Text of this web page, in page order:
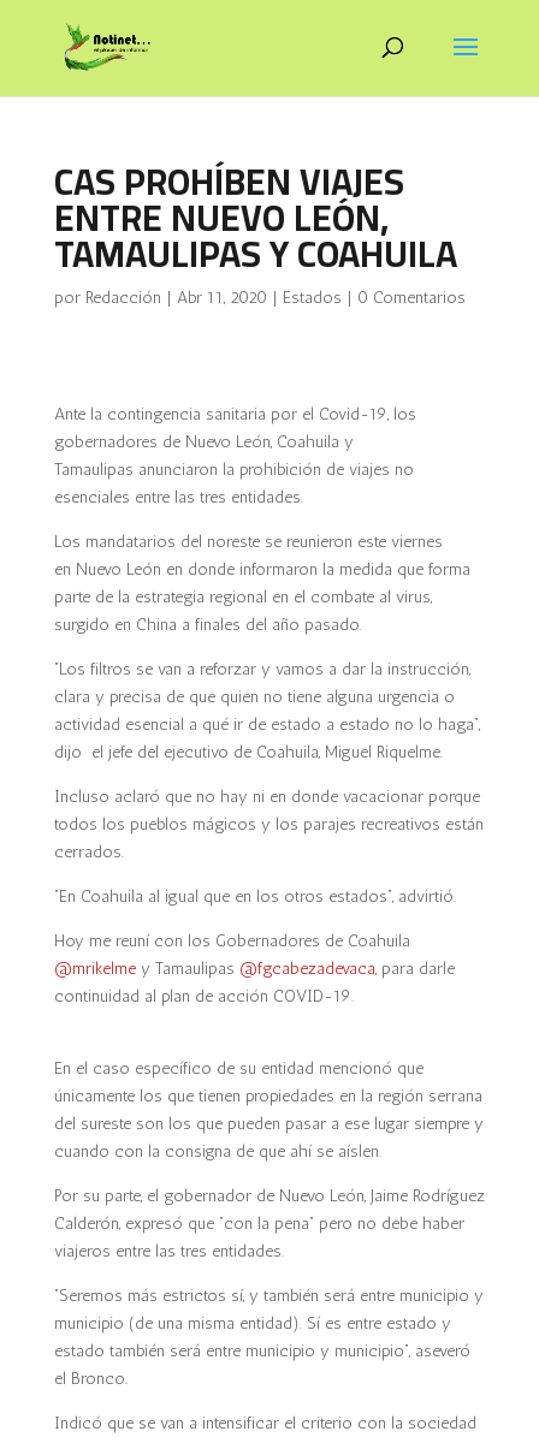
CAS PROHÍBEN VIAJES
ENTRE NUEVO LEÓN,
TAMAULIPAS Y COAHUILA
por Redacción | Abr 11, 2020 | Estados | 0 Comentarios
Ante la contingencia sanitaria por el Covid-19, los
gobernadores de Nuevo León, Coahuila y
Tamaulipas anunciaron la prohibición de viajes no
esenciales entre las tres entidades.
Los mandatarios del noreste se reunieron este viernes
en Nuevo León en donde informaron la medida que forma
parte de la estrategia regional en el combate al virus,
surgido en China a finales del año pasado.
“Los filtros se van a reforzar y vamos a dar la instrucción,
clara y precisa de que quien no tiene alguna urgencia o
actividad esencial a qué ir de estado a estado no lo haga”,
dijo el jefe del ejecutivo de Coahuila, Miguel Riquelme.
Incluso aclaró que no hay ni en donde vacacionar porque
todos los pueblos mágicos y los parajes recreativos están
cerrados.
“En Coahuila al igual que en los otros estados”, advirtió.
Hoy me reuní con los Gobernadores de Coahuila
@mrikelmey Tamaulipas @fgcabezadevaca, para darle
continuidad al plan de acción COVID-19.
En el caso específico de su entidad mencionó que
únicamente los que tienen propiedades en la región serrana
del sureste son los que pueden pasar a ese lugar siempre y
cuando con la consigna de que ahí se aíslen.
Por su parte, el gobernador de Nuevo León, Jaime Rodríguez
Calderón, expresó que “con la pena” pero no debe haber
viajeros entre las tres entidades.
“Seremos más estrictos sí, y también será entre municipio y
municipio (de una misma entidad). Sí es entre estado y
estado también será entre municipio y municipio”, aseveró
el Bronco.
Indicó que se van a intensificar el criterio con la sociedad